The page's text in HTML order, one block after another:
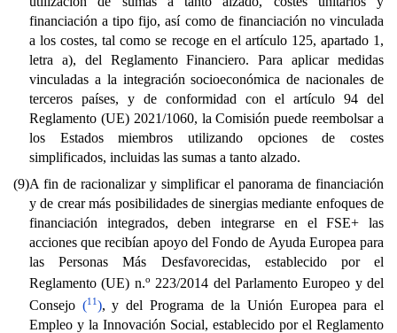
financiación a tipo fijo, así como de financiación no vinculada
a los costes, tal como se recoge en el artículo 125, apartado 1,
letra a), del Reglamento Financiero. Para aplicar medidas
vinculadas a la integración socioeconómica de nacionales de
terceros países, y de conformidad con el artículo 94 del
Reglamento (UE) 2021/1060, la Comisión puede reembolsar a
los Estados miembros utilizando opciones de costes
simplificados, incluidas las sumas a tanto alzado.
(9)A fin de racionalizar y simplificar el panorama de financiación
y de crear más posibilidades de sinergias mediante enfoques de
financiación integrados, deben integrarse en el FSE+ las
acciones que recibían apoyo del Fondo de Ayuda Europea para
las Personas Más Desfavorecidas, establecido por el
Reglamento (UE) n.o 223/2014 del Parlamento Europeo y del
Consejo (11), y del Programa de la Unión Europea para el
Empleo y la Innovación Social, establecido por el Reglamento